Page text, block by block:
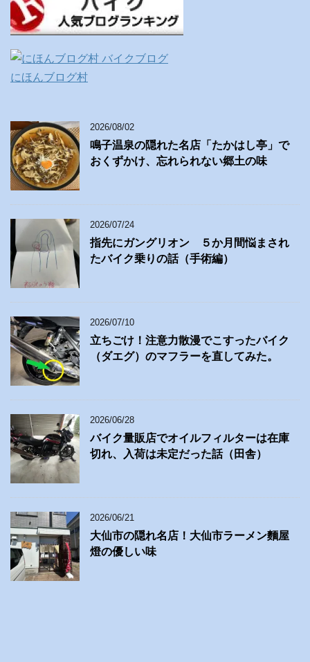
にほんブログ村
2026/08/02
鳴子温泉の隠れた名店「たかはし亭」で
おくずかけ、忘れられない郷土の味
2026/07/24
指先にガングリオン ５か月間悩まされ
たバイク乗りの話（手術編）
2026/07/10
立ちごけ！注意力散漫でこすったバイク
（ダエグ）のマフラーを直してみた。
2026/06/28
バイク量販店でオイルフィルターは在庫
切れ、入荷は未定だった話（田舎）
2026/06/21
大仙市の隠れ名店！大仙市ラーメン麵屋
燈の優しい味